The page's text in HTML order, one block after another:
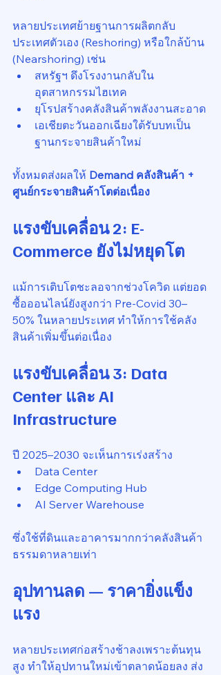
หลายประเทศย้ายฐานการผลิตกลับ
ประเทศตัวเอง (Reshoring) หรือใกล้บ้าน
(Nearshoring) เช่น
สหรัฐฯ ดึงโรงงานกลับใน
อุตสาหกรรมไฮเทค
ยุโรปสร้างคลังสินค้าพลังงานสะอาด
เอเชียตะวันออกเฉียงใต้รับบทเป็น
ฐานกระจายสินค้าใหม่
ทั้งหมดส่งผลให้ Demand คลังสินค้า +
ศูนย์กระจายสินค้าโตต่อเนื่อง
แรงขับเคลื่อน 2: E-
Commerce ยังไม่หยุดโต
แม้การเติบโตชะลอจากช่วงโควิด แต่ยอด
ซื้อออนไลน์ยังสูงกว่า Pre-Covid 30–
50% ในหลายประเทศ ทำให้การใช้คลัง
สินค้าเพิ่มขึ้นต่อเนื่อง
แรงขับเคลื่อน 3: Data
Center และ AI
Infrastructure
ปี 2025–2030 จะเห็นการเร่งสร้าง
Data Center
Edge Computing Hub
AI Server Warehouse
ซึ่งใช้ที่ดินและอาคารมากกว่าคลังสินค้า
ธรรมดาหลายเท่า
อุปทานลด — ราคายิ่งแข็ง
แรง
หลายประเทศก่อสร้างช้าลงเพราะต้นทุน
สูง ทำให้อุปทานใหม่เข้าตลาดน้อยลง ส่ง